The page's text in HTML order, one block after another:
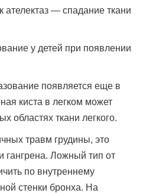
ателектаз — спадание ткани
у детей при появлении
появляется еще в
киста в легком может
областях ткани легкого.
травм грудины, это
гангрена. Ложный тип от
по внутреннему
стенки бронха. На